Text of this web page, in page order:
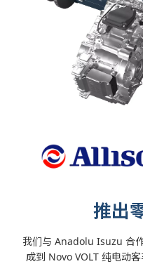
推出
我们与 Anadolu Isuzu 合
成到 Novo VOLT 纯电动